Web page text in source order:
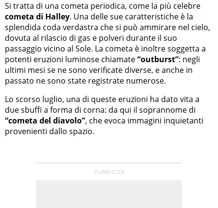
Si tratta di una cometa periodica, come la più celebre
cometa di Halley. Una delle sue caratteristiche è la
splendida coda verdastra che si può ammirare nel cielo,
dovuta al rilascio di gas e polveri durante il suo
passaggio vicino al Sole. La cometa è inoltre soggetta a
potenti eruzioni luminose chiamate“outburst”: negli
ultimi mesi se ne sono verificate diverse, e anche in
passato ne sono state registrate numerose.
Lo scorso luglio, una di queste eruzioni ha dato vita a
due sbuffi a forma di corna: da qui il soprannome di
“cometa del diavolo”, che evoca immagini inquietanti
provenienti dallo spazio.